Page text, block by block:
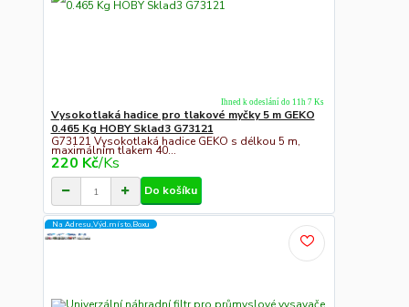
Vysokotlaká hadice pro tlakové myčky 5 m GEKO
0.465 Kg HOBY Sklad3 G73121
G73121 Vysokotlaká hadice GEKO s délkou 5 m,
maximálním tlakem 40...
220 Kč/Ks
Ihned k odeslání do 11h 7 Ks
Do košíku
Na Adresu,Výd.místo,Boxu